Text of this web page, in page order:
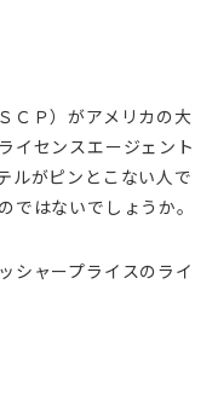
ＣＰ）がアメリカの大
イセンスエージェント
ルがピンとこない人で
ではないでしょうか。
シャープライスのライ